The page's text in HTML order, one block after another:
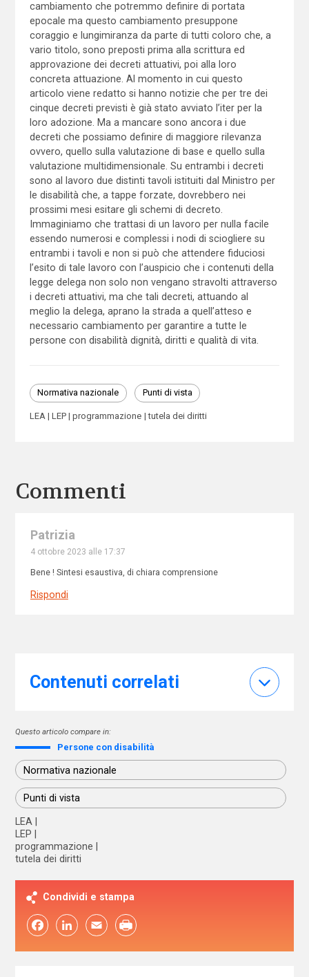
cambiamento che potremmo definire di portata
epocale ma questo cambiamento presuppone
coraggio e lungimiranza da parte di tutti coloro che, a
vario titolo, sono preposti prima alla scrittura ed
approvazione dei decreti attuativi, poi alla loro
concreta attuazione. Al momento in cui questo
articolo viene redatto si hanno notizie che per tre dei
cinque decreti previsti è già stato avviato l’iter per la
loro adozione. Ma a mancare sono ancora i due
decreti che possiamo definire di maggiore rilevanza
ovvero, quello sulla valutazione di base e quello sulla
valutazione multidimensionale. Su entrambi i decreti
sono al lavoro due distinti tavoli istituiti dal Ministro per
le disabilità che, a tappe forzate, dovrebbero nei
prossimi mesi esitare gli schemi di decreto.
Immaginiamo che trattasi di un lavoro per nulla facile
essendo numerosi e complessi i nodi di sciogliere su
entrambi i tavoli e non si può che attendere fiduciosi
l’esito di tale lavoro con l’auspicio che i contenuti della
legge delega non solo non vengano stravolti attraverso
i decreti attuativi, ma che tali decreti, attuando al
meglio la delega, aprano la strada a quell’atteso e
necessario cambiamento per garantire a tutte le
persone con disabilità dignità, diritti e qualità di vita.
Normativa nazionale Punti di vista
LEA LEP programmazione tutela dei diritti
Commenti
Patrizia
4 ottobre 2023 alle 17:37
Bene ! Sintesi esaustiva, di chiara comprensione
Rispondi
Contenuti correlati
Questo articolo compare in:
Persone con disabilità
Normativa nazionale
Punti di vista
LEA
LEP
programmazione
tutela dei diritti
Condividi e stampa
FacebookLinkedIn Email